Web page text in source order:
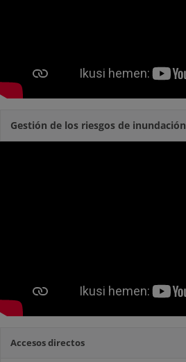
Gestión de los riesgos de inundación
Accesos directos